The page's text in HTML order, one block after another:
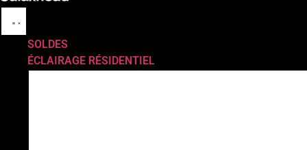
SOLDES
ÉCLAIRAGE RÉSIDENTIEL